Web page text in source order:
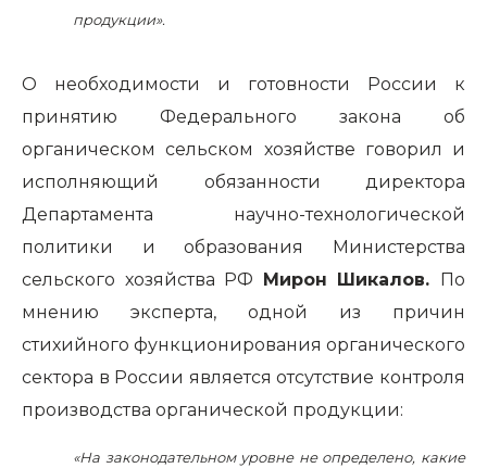
продукции».
О необходимости и готовности России к
принятию Федерального закона об
органическом сельском хозяйстве говорил и
исполняющий обязанности директора
Департамента научно-технологической
политики и образования Министерства
сельского хозяйства РФ Мирон Шикалов. По
мнению эксперта, одной из причин
стихийного функционирования органического
сектора в России является отсутствие контроля
производства органической продукции:
«На законодательном уровне не определено, какие